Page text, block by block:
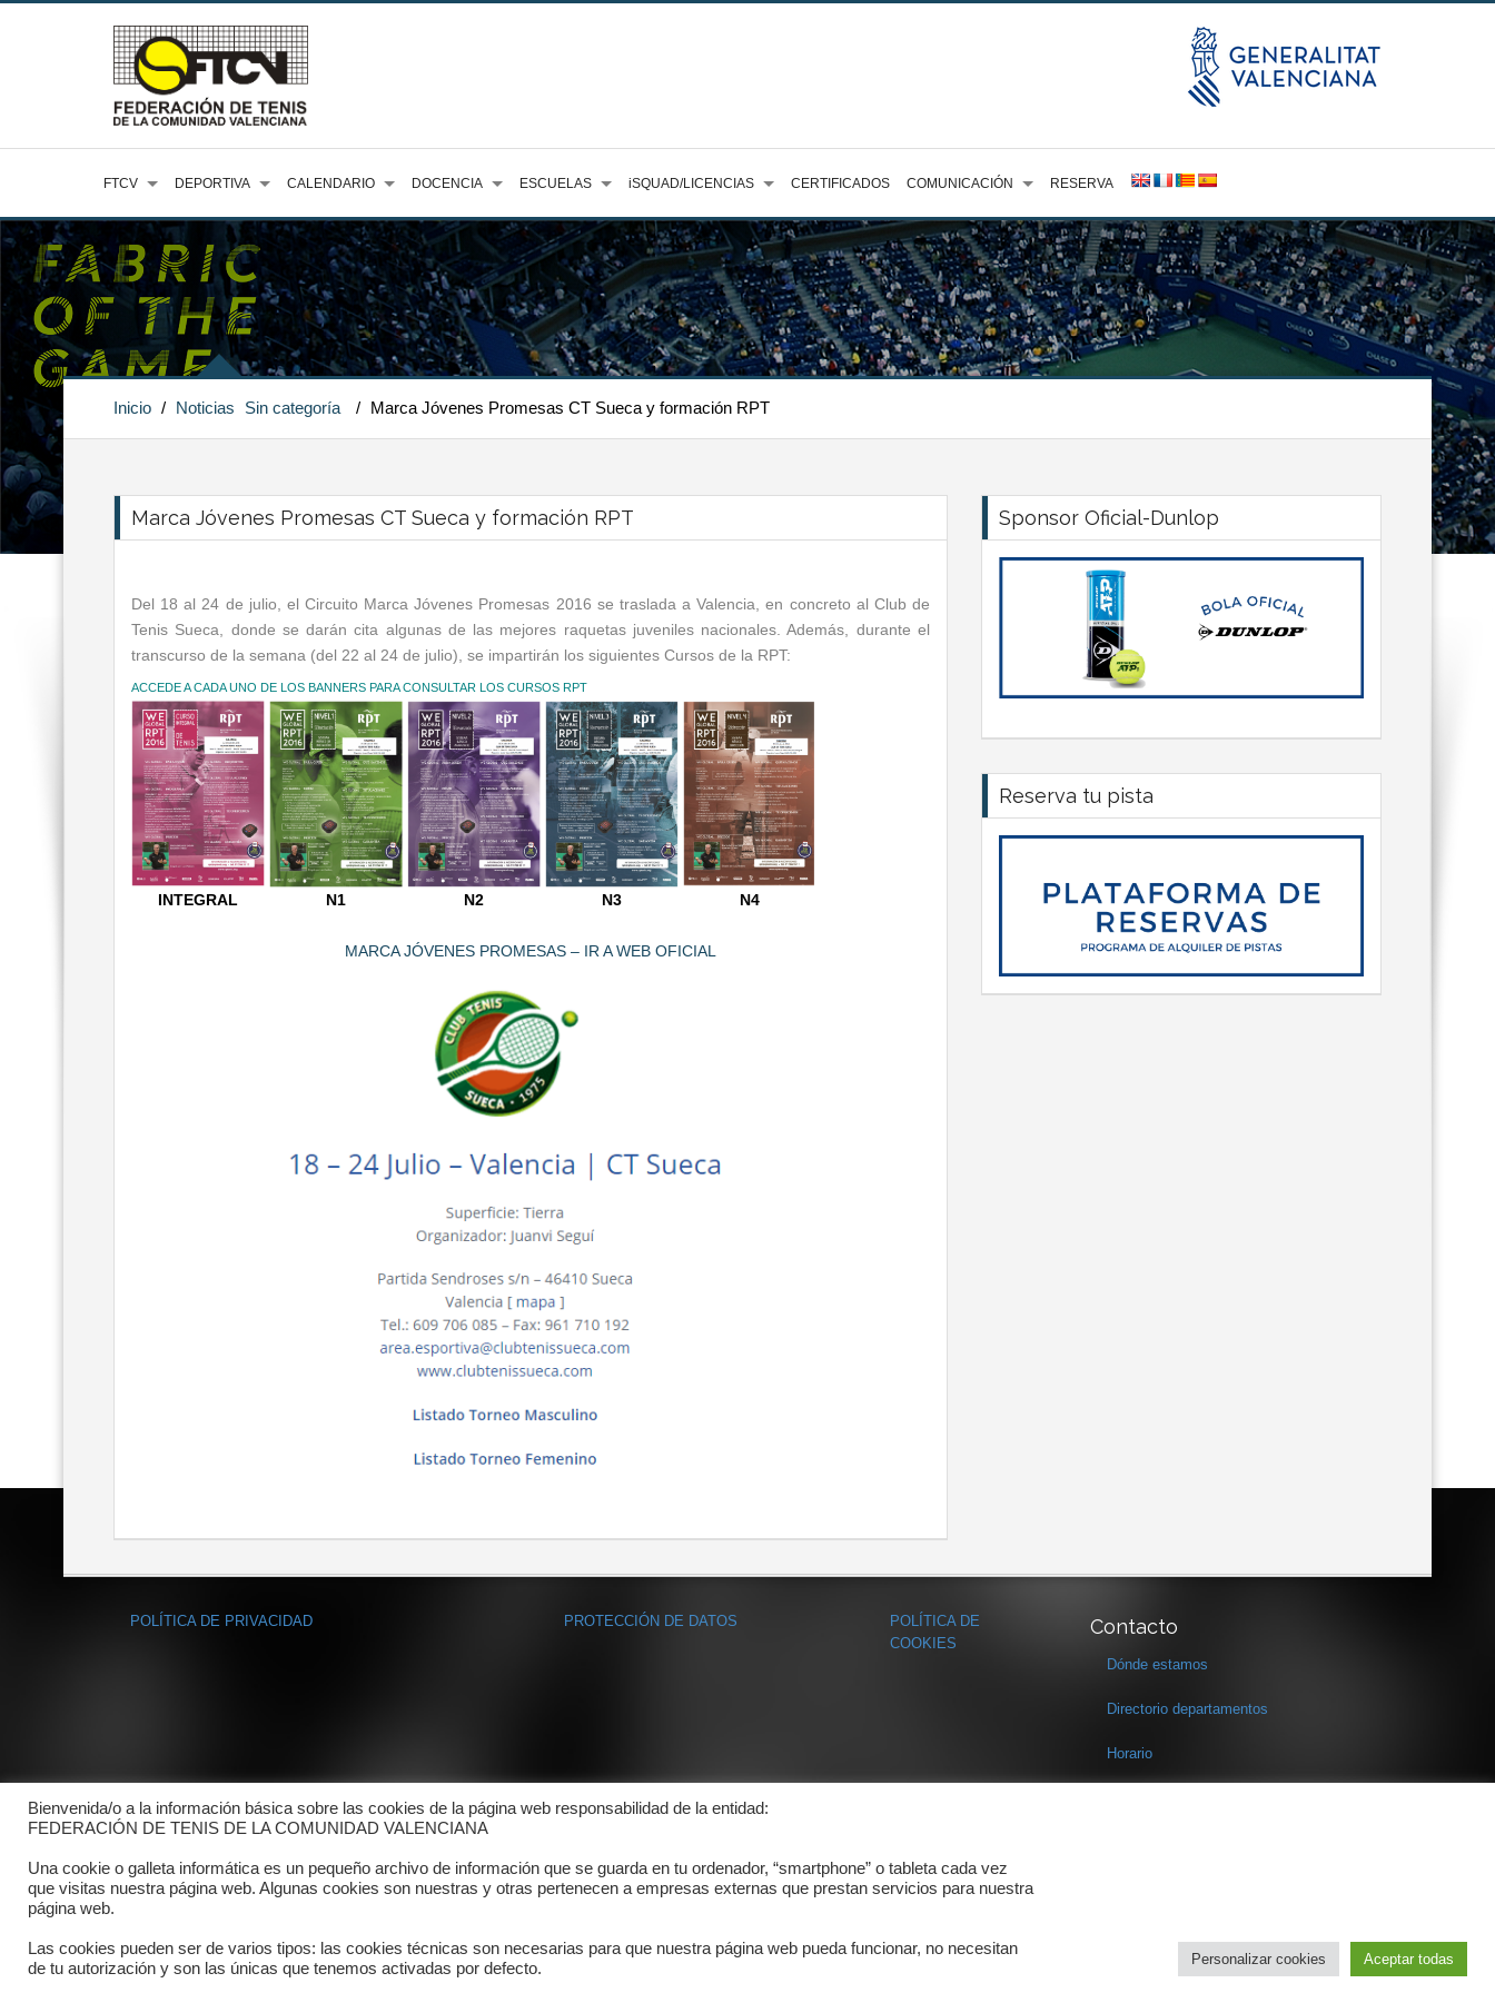
FTCV DEPORTIVA CALENDARIO DOCENCIA ESCUELAS iSQUAD/LICENCIAS CERTIFICADOS COMUNICACIÓN RESERVA
Inicio / Noticias Sin categoría / Marca Jóvenes Promesas CT Sueca y formación RPT
Marca Jóvenes Promesas CT Sueca y formación RPT
Del 18 al 24 de julio, el Circuito Marca Jóvenes Promesas 2016 se traslada a Valencia, en concreto al Club de
Tenis Sueca, donde se darán cita algunas de las mejores raquetas juveniles nacionales. Además, durante el
transcurso de la semana (del 22 al 24 de julio), se impartirán los siguientes Cursos de la RPT:
ACCEDE A CADA UNO DE LOS BANNERS PARA CONSULTAR LOS CURSOS RPT
INTEGRAL N1 N2 N3 N4
MARCA JÓVENES PROMESAS – IR A WEB OFICIAL
Sponsor Oficial-Dunlop
Reserva tu pista
POLÍTICA DE PRIVACIDAD PROTECCIÓN DE DATOS
POLÍTICA DE
COOKIES
Contacto
Dónde estamos
Directorio departamentos
Horario
Bienvenida/o a la información básica sobre las cookies de la página web responsabilidad de la entidad:
FEDERACIÓN DE TENIS DE LA COMUNIDAD VALENCIANA
Una cookie o galleta informática es un pequeño archivo de información que se guarda en tu ordenador, “smartphone” o tableta cada vez
que visitas nuestra página web. Algunas cookies son nuestras y otras pertenecen a empresas externas que prestan servicios para nuestra
página web.
Las cookies pueden ser de varios tipos: las cookies técnicas son necesarias para que nuestra página web pueda funcionar, no necesitan
de tu autorización y son las únicas que tenemos activadas por defecto.
Personalizar cookies Aceptar todas